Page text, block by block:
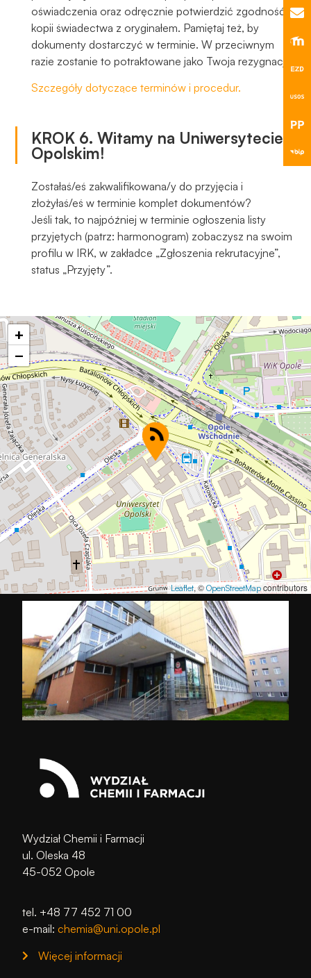
oświadczenia oraz odręcznie potwierdzić zgodność
kopii świadectwa z oryginałem. Pamiętaj też, by
dokumenty dostarczyć w terminie. W przeciwnym
razie zostanie to potraktowane jako Twoja rezygnacja.
Szczegóły dotyczące terminów i procedur.
KROK 6. Witamy na Uniwersytecie
Opolskim!
Zostałaś/eś zakwalifikowana/y do przyjęcia i
złożyłaś/eś w terminie komplet dokumentów?
Jeśli tak, to najpóźniej w terminie ogłoszenia listy
przyjętych (patrz: harmonogram) zobaczysz na swoim
profilu w IRK, w zakładce „Zgłoszenia rekrutacyjne”,
status „Przyjęty”.
+
−
Leaflet, ©OpenStreetMap contributors
Wydział Chemii i Farmacji
ul. Oleska 48
45-052 Opole
tel. +48 77 452 71 00
e-mail:chemia@uni.opole.pl
Więcej informacji